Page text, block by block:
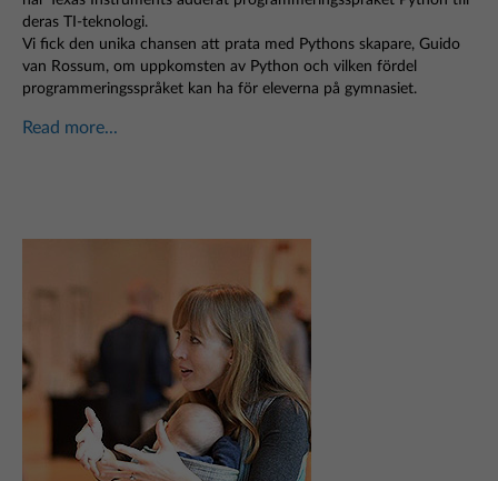
deras TI-teknologi.
Vi fick den unika chansen att prata med Pythons skapare, Guido
van Rossum, om uppkomsten av Python och vilken fördel
programmeringsspråket kan ha för eleverna på gymnasiet.
Read more...